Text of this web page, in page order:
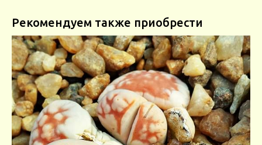
Рекомендуем также приобрести